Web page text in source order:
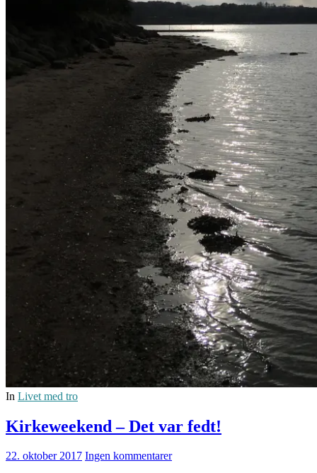
In Livet med tro
Kirkeweekend – Det var fedt!
22. oktober 2017 Ingen kommentarer